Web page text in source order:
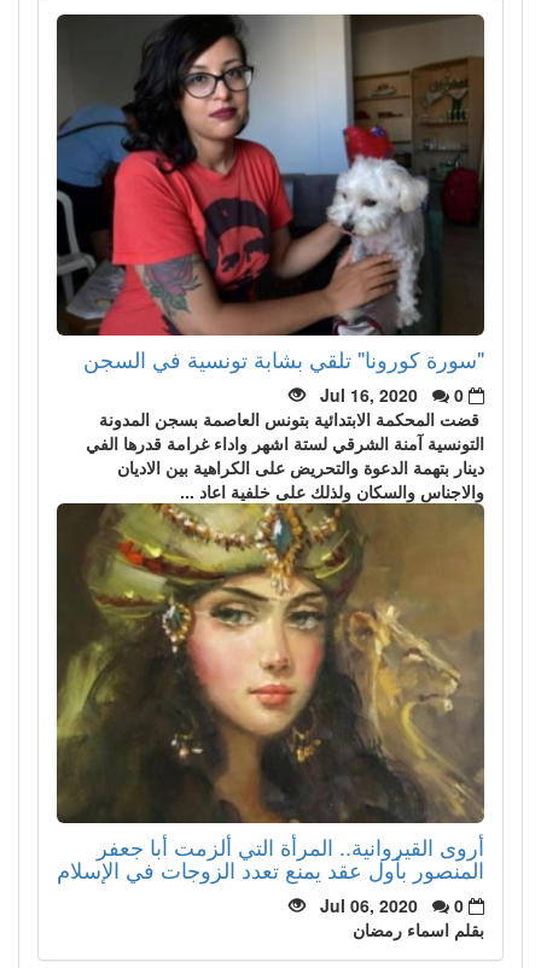
"سورة كورونا" تلقي بشابة تونسية في السجن
Jul 16, 2020
0
قضت المحكمة الابتدائية بتونس العاصمة بسجن المدونة
التونسية آمنة الشرقي لستة اشهر واداء غرامة قدرها الفي
دينار بتهمة الدعوة والتحريض على الكراهية بين الاديان
والاجناس والسكان ولذلك على خلفية اعاد ...
أروى القيروانية.. المرأة التي ألزمت أبا جعفر
المنصور بأول عقد يمنع تعدد الزوجات في الإسلام
Jul 06, 2020
0
بقلم اسماء رمضان